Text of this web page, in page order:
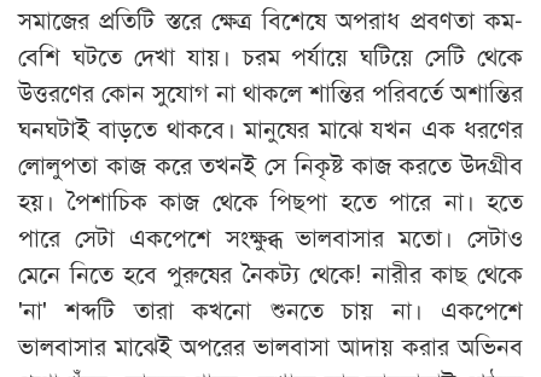
সমাজের প্রতিটি স্তরে ক্ষেত্র বিশেষে অপরাধ প্রবণতা কম-
বেশি ঘটতে দেখা যায়। চরম পর্যায়ে ঘটিয়ে সেটি থেকে
উত্তরণের কোন সুযোগ না থাকলে শান্তির পরিবর্তে অশান্তির
ঘনঘটাই বাড়তে থাকবে। মানুষের মাঝে যখন এক ধরণের
লোলুপতা কাজ করে তখনই সে নিকৃষ্ট কাজ করতে উদগ্রীব
হয়। পৈশাচিক কাজ থেকে পিছপা হতে পারে না। হতে
পারে সেটা একপেশে সংক্ষুব্ধ ভালবাসার মতো। সেটাও
মেনে নিতে হবে পুরুষের নৈকট্য থেকে! নারীর কাছ থেকে
'না' শব্দটি তারা কখনো শুনতে চায় না। একপেশে
ভালবাসার মাঝেই অপরের ভালবাসা আদায় করার অভিনব